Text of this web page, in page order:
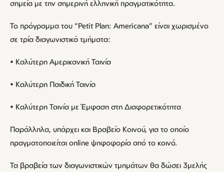
σημεία με την σημερινή ελληνική πραγματικότητα.
Το πρόγραμμα του “Petit Plan: Americana” είναι χωρισμένο
σε τρία διαγωνιστικά τμήματα:
• Καλύτερη Αμερικανική Ταινία
• Καλύτερη Παιδική Ταινία
• Καλύτερη Ταινία με Έμφαση στη Διαφορετικότητα
Παράλληλα, υπάρχει και Βραβείο Κοινού, για το οποίο
πραγματοποιείται online ψηφοφορία από το κοινό.
Τα βραβεία των διαγωνιστικών τμημάτων θα δώσει 3μελής